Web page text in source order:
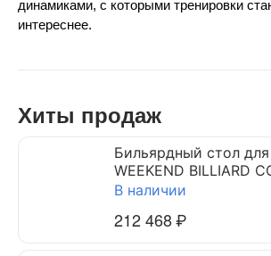
динамиками, с которыми тренировки
интереснее.
Хиты продаж
Бильярдный стол для
WEEKEND BILLIARD
DYNAMIC TRIUMPH 7
В наличии
212 468₽